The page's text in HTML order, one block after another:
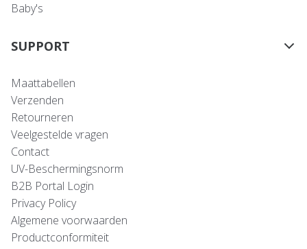
Baby's
SUPPORT
Maattabellen
Verzenden
Retourneren
Veelgestelde vragen
Contact
UV-Beschermingsnorm
B2B Portal Login
Privacy Policy
Algemene voorwaarden
Productconformiteit